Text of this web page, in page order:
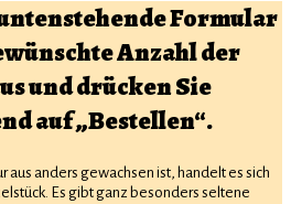
Formular
Anzahl der
und drücken Sie
auf „Bestellen“.
aus anders gewachsen ist, handelt es sich
Es gibt ganz besonders seltene